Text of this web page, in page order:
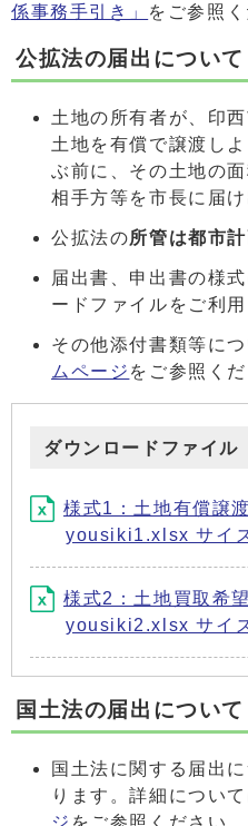
係事務手引き」
をご参照く
公拡法の届出について
土地の所有者が、印
土地を有償で譲渡し
ぶ前に、その土地の
相手方等を市長に届
公拡法の所管は都市
届出書、申出書の様
ードファイルをご利用
その他添付書類等に
ムページ をご参照くだ
ダウンロードファイル
様式1：土地有償譲
yousiki1.xlsx サイ
様式2：土地買取希
yousiki2.xlsx サイ
国土法の届出について
国土法に関する届出
ります。詳細について
ジ をご参照ください。